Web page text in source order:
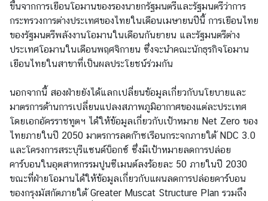
บ
ริ
ก
า
|
S
e
r
v
i
c
e
ขึ้นจากการเยือนโอมานของรองนายกรัฐมนตรีและรัฐมนตรีว่าการ
กระทรวงการต่างประเทศของไทยในเดือนเมษายนปีนี้ การเยือนไทย
ของรัฐมนตรีพลังงานโอมานในเดือนกันยายน และรัฐมนตรีต่าง
ประเทศโอมานในเดือนพฤศจิกายน ซึ่งจะนำคณะนักธุรกิจโอมาน
เยือนไทยในสาขาที่เป็นผลประโยชน์ร่วมกัน
นอกจากนี้ สองฝ่ายยังได้แลกเปลี่ยนข้อมูลเกี่ยวกับนโยบายและ
มาตรการด้านการเปลี่ยนแปลงสภาพภูมิอากาศของแต่ละประเทศ
โดยเอกอัครราชทูตฯ ได้ให้ข้อมูลเกี่ยวกับเป้าหมาย Net Zero ของ
ไทยภายในปี 2050 มาตรการลดก๊าซเรือนกระจกภายใต้ NDC 3.0
และโครงการสระบุรีแซนด์บ็อกซ์ ซึ่งมีเป้าหมายลดการปล่อย
คาร์บอนในอุตสาหกรรมปูนซีเมนต์ลงร้อยละ 50 ภายในปี 2030
ขณะที่ฝ่ายโอมานได้ให้ข้อมูลเกี่ยวกับแผนลดการปล่อยคาร์บอน
ของกรุงมัสกัตภายใต้ Greater Muscat Structure Plan รวมถึง